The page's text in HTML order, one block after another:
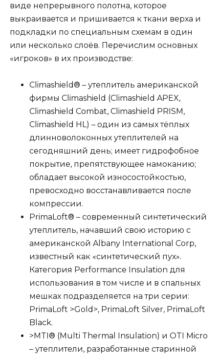
виде непрерывного полотна, которое
выкраивается и пришивается к ткани верха и
подкладки по специальным схемам в один
или несколько слоёв. Перечислим основных
«игроков» в их производстве:
Climashield® – утеплитель американской
фирмы Climashield (Climashield APEX,
Climashield Combat, Climashield PRISM,
Climashield HL) – один из самых тёплых
длинноволоконных утеплителей на
сегодняшний день‏; имеет гидрофобное
покрытие, препятствующее намоканию;
обладает высокой износостойкостью,
превосходно восстанавливается после
компрессии.
PrimaLoft® – современный синтетический
утеплитель, начавший свою историю с
американской Albany International Corp,
известный как «синтетический пух».
Категория Performance Insulation для
использования в том числе и в спальных
мешках подразделяется на три серии:
PrimaLoft >Gold >, PrimaLoft Silver, PrimaLoft
Black.
>MTI® (Multi Thermal Insulation) и OTI Micro
– утеплители, разработанные старинной